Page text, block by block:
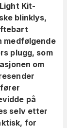
Kit-
blinklys,
medfølgende
plugg, som
om
på
selv etter
for